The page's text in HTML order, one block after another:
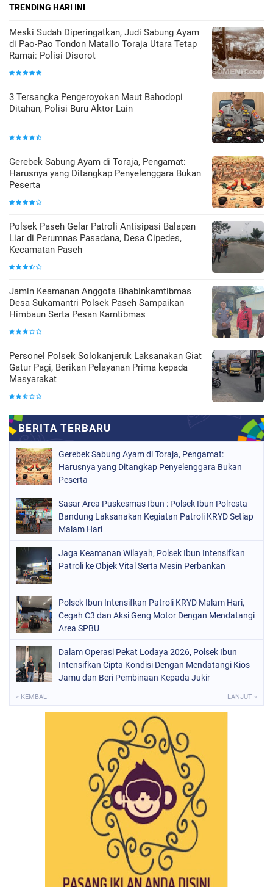
TRENDING HARI INI
Meski Sudah Diperingatkan, Judi Sabung Ayam
di Pao-Pao Tondon Matallo Toraja Utara Tetap
Ramai: Polisi Disorot
3 Tersangka Pengeroyokan Maut Bahodopi
Ditahan, Polisi Buru Aktor Lain
Gerebek Sabung Ayam di Toraja, Pengamat:
Harusnya yang Ditangkap Penyelenggara Bukan
Peserta
Polsek Paseh Gelar Patroli Antisipasi Balapan
Liar di Perumnas Pasadana, Desa Cipedes,
Kecamatan Paseh
Jamin Keamanan Anggota Bhabinkamtibmas
Desa Sukamantri Polsek Paseh Sampaikan
Himbaun Serta Pesan Kamtibmas
Personel Polsek Solokanjeruk Laksanakan Giat
Gatur Pagi, Berikan Pelayanan Prima kepada
Masyarakat
Gerebek Sabung Ayam di Toraja, Pengamat:
Harusnya yang Ditangkap Penyelenggara Bukan
Peserta
Sasar Area Puskesmas Ibun : Polsek Ibun Polresta
Bandung Laksanakan Kegiatan Patroli KRYD Setiap
Malam Hari
Jaga Keamanan Wilayah, Polsek Ibun Intensifkan
Patroli ke Objek Vital Serta Mesin Perbankan
Polsek Ibun Intensifkan Patroli KRYD Malam Hari,
Cegah C3 dan Aksi Geng Motor Dengan Mendatangi
Area SPBU
Dalam Operasi Pekat Lodaya 2026, Polsek Ibun
Intensifkan Cipta Kondisi Dengan Mendatangi Kios
Jamu dan Beri Pembinaan Kepada Jukir
« KEMBALI LANJUT »